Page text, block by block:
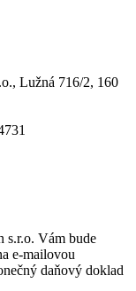
Lužná 716/2, 160
s.r.o. Vám bude
e-mailovou
daňový doklad